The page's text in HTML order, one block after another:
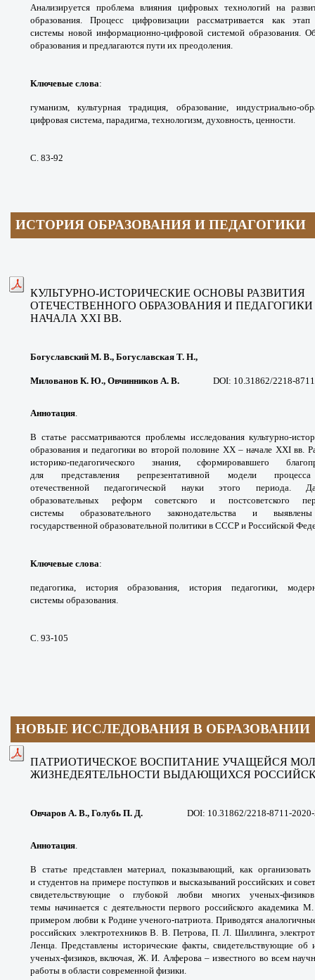
Анализируется проблемавлияния цифровых технологий на
образования.Процесс цифровизации рассматривается как
системы новой информационно-цифровой системой образования.
образования и предлагаются пути их преодоления.
Ключевые слова:
гуманизм, культурнаятрадиция, образование, индустриально-
цифровая система, парадигма, технологизм, духовность, ценности.
С. 83-92
ИСТОРИЯ ОБРАЗОВАНИЯ И ПЕДАГОГИКИ
КУЛЬТУРНО-ИСТОРИЧЕСКИЕ ОСНОВЫ РАЗВИТИЯ
ОТЕЧЕСТВЕННОГО ОБРАЗОВАНИЯ И
НАЧАЛА XXI ВВ.
Богуславский М. В., Богуславская Т. Н.,
Милованов К. Ю., Овчинников А. В. DOI: 10.31862/2218-
Аннотация.
В статье рассматриваются проблемы исследования культурно-
образования и педагогикиво второй половине XX – начале XXI вв.
историко-педагогического знания, сформировавшего
дляпредставления репрезентативной модели
отечественнойпедагогической науки этого периода.
образовательныхреформ советского и постсоветского
системы образовательного законодательства и
государственной образовательной политики в СССР и Российской
Ключевые слова:
педагогика, историяобразования, история педагогики,
системы образования.
С. 93-105
НОВЫЕ ИССЛЕДОВАНИЯ В ОБРАЗОВАНИИ
ПАТРИОТИЧЕСКОЕ ВОСПИТАНИЕ УЧАЩЕЙСЯ
ЖИЗНЕДЕЯТЕЛЬНОСТИ ВЫДАЮЩИХСЯ
Овчаров А. В., Голубь П. Д. DOI: 10.31862/2218-8711-2020-
Аннотация.
В статье представленматериал, показывающий, как
и студентов на примере поступков и высказыванийроссийских и
свидетельствующие оглубокой любви многих ученых-
темы начинается с деятельности первого российскогоакадемика
примером любви к Родине ученого-патриота. Приводятся
российских электротехников В. В. Петрова, П. Л. Шиллинга,
Ленца. Представлены исторические факты,свидетельствующие
ученых-физиков, включая, Ж. И. Алферова – известного во всем
работы в области современной физики.